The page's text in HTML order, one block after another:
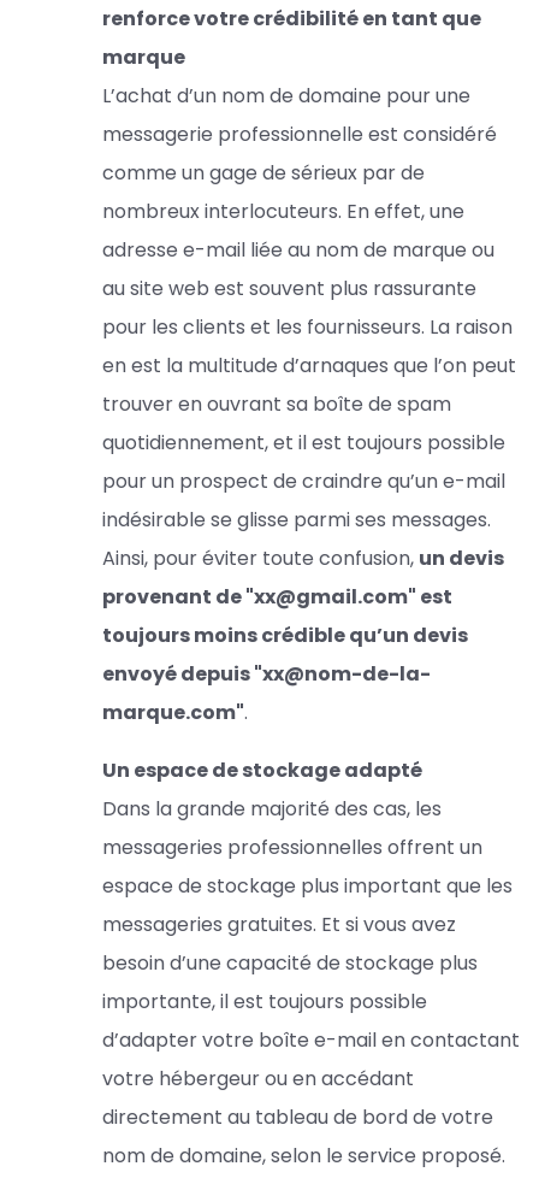
renforce votre crédibilité en tant que
marque
L’achat d’un nom de domaine pour une
messagerie professionnelle est considéré
comme un gage de sérieux par de
nombreux interlocuteurs. En effet, une
adresse e-mail liée au nom de marque ou
au site web est souvent plus rassurante
pour les clients et les fournisseurs. La raison
en est la multitude d’arnaques que l’on peut
trouver en ouvrant sa boîte de spam
quotidiennement, et il est toujours possible
pour un prospect de craindre qu’un e-mail
indésirable se glisse parmi ses messages.
Ainsi, pour éviter toute confusion, un devis
provenant de "xx@gmail.com" est
toujours moins crédible qu’un devis
envoyé depuis "xx@nom-de-la-
marque.com".
Un espace de stockage adapté
Dans la grande majorité des cas, les
messageries professionnelles offrent un
espace de stockage plus important que les
messageries gratuites. Et si vous avez
besoin d’une capacité de stockage plus
importante, il est toujours possible
d’adapter votre boîte e-mail en contactant
votre hébergeur ou en accédant
directement au tableau de bord de votre
nom de domaine, selon le service proposé.